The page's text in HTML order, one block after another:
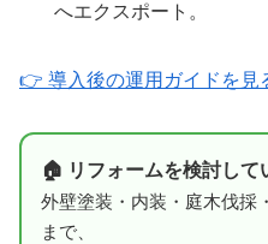
へエクスポート。
👉 導入後の運用ガイドを見
🏠 リフォームを検討して
外壁塗装・内装・庭木伐採
まで、